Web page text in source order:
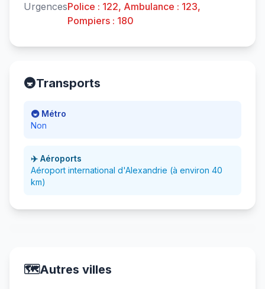
UrgencesPolice : 122, Ambulance : 123,
Pompiers : 180
🚇Transports
🚇 Métro
Non
✈️ Aéroports
Aéroport international d'Alexandrie (à environ 40
km)
🗺️Autres villes